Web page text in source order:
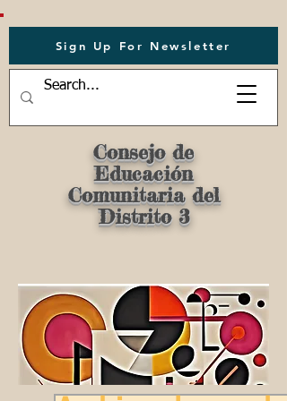
Sign Up For Newsletter
Consejo de
Educación
Comunitaria del
Distrito 3